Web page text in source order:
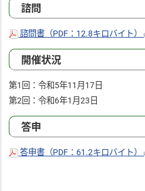
諮問
諮問書（PDF：12.8キロバイト）
開催状況
第1回：令和5年11月17日
第2回：令和6年1月23日
答申
答申書（PDF：61.2キロバイト）